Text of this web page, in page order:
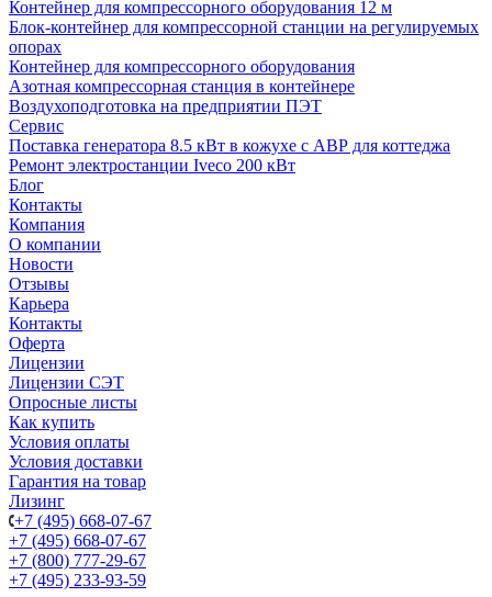
Контейнер для компрессорного оборудования 12 м
Блок-контейнер для компрессорной станции на регулируемых
опорах
Контейнер для компрессорного оборудования
Азотная компрессорная станция в контейнере
Воздухоподготовка на предприятии ПЭТ
Сервис
Поставка генератора 8.5 кВт в кожухе с АВР для коттеджа
Ремонт электростанции Iveco 200 кВт
Блог
Контакты
Компания
О компании
Новости
Отзывы
Карьера
Контакты
Оферта
Лицензии
Лицензии СЭТ
Опросные листы
Как купить
Условия оплаты
Условия доставки
Гарантия на товар
Лизинг
+7 (495) 668-07-67
+7 (495) 668-07-67
+7 (800) 777-29-67
+7 (495) 233-93-59